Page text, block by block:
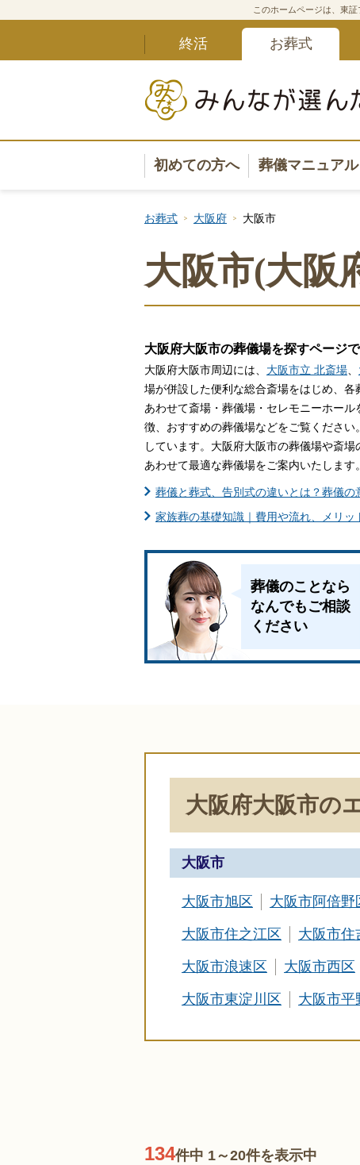
このホームページは、東
終活 お葬式
初めての方へ 葬儀マニュアル
葬儀安心サポ
葬儀の準備
家族葬とは
葬儀費用の平
お葬式 大阪府 大阪市
大阪市(大阪
大阪府大阪市の葬儀場を探すページ
大阪府大阪市周辺には、 大阪市立 北斎場
場が併設した便利な総合斎場をはじめ、
あわせて斎場・葬儀場・セレモニーホー
徴、おすすめの葬儀場などをご覧くださ
しています。大阪府大阪市の葬儀場や斎
あわせて最適な葬儀場をご案内いたします。
葬儀と葬式、告別式の違いとは？葬儀の
家族葬の基礎知識｜費用や流れ、メリッ
葬儀のことなら
なんでもご相談
ください
大阪府大阪市の
大阪市
大阪市旭区 大阪市阿倍野
大阪市住之江区 大阪市住
大阪市浪速区 大阪市西区
大阪市東淀川区 大阪市平
134件中 1～20件を表示中